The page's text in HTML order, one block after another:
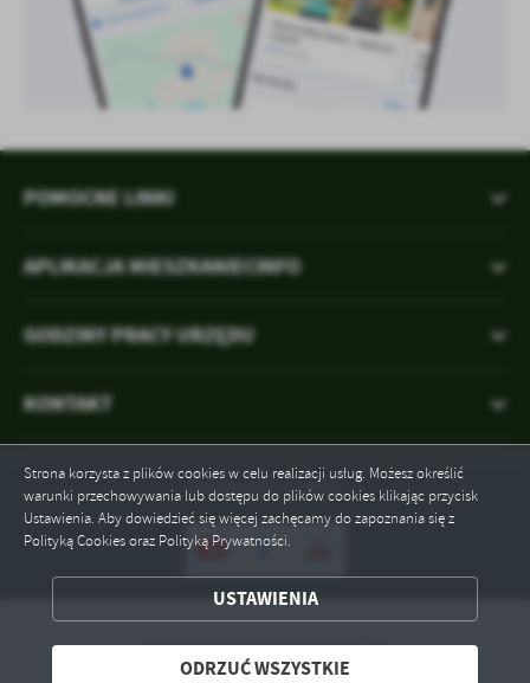
Strona korzysta z plików cookies w celu realizacji usług. Możesz określić
warunki przechowywania lub dostępu do plików cookies klikając przycisk
Ustawienia. Aby dowiedzieć się więcej zachęcamy do zapoznania się z
Polityką Cookies oraz Polityką Prywatności.
USTAWIENIA
ODRZUĆ WSZYSTKIE
ZAPISZ WYBRANE
ODRZUĆ WSZYSTKIE
POMOCNE LINKI
APLIKACJA MIESZKANIECINFO
GODZINY PRACY URZĘDU
KONTAKT
Odwiedzin: 124969
Copyright by gmina.malbork.pl